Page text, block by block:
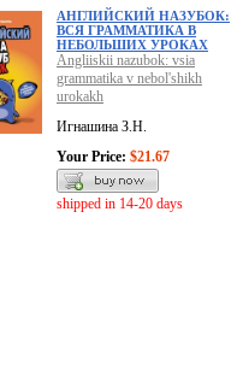
АНГЛИЙСКИЙ НАЗУБОК:
ВСЯ ГРАММАТИКА В
НЕБОЛЬШИХ УРОКАХ
Angliiskii nazubok: vsia
grammatika v nebol'shikh
urokakh
Игнашина З.Н.
Your Price: $21.67
shipped in 14-20 days